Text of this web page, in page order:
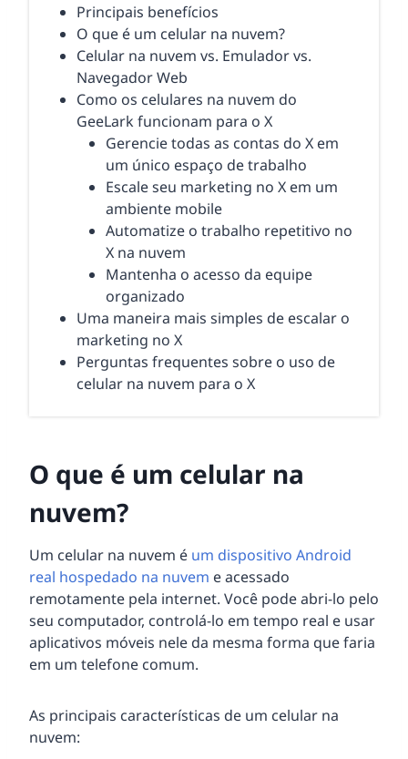
Principais benefícios
O que é um celular na nuvem?
Celular na nuvem vs. Emulador vs.
Navegador Web
Como os celulares na nuvem do
GeeLark funcionam para o X
Gerencie todas as contas do X em
um único espaço de trabalho
Escale seu marketing no X em um
ambiente mobile
Automatize o trabalho repetitivo no
X na nuvem
Mantenha o acesso da equipe
organizado
Uma maneira mais simples de escalar o
marketing no X
Perguntas frequentes sobre o uso de
celular na nuvem para o X
O que é um celular na
nuvem?
Um celular na nuvem é um dispositivo Android
real hospedado na nuvem e acessado
remotamente pela internet. Você pode abri-lo pelo
seu computador, controlá-lo em tempo real e usar
aplicativos móveis nele da mesma forma que faria
em um telefone comum.
As principais características de um celular na
nuvem: